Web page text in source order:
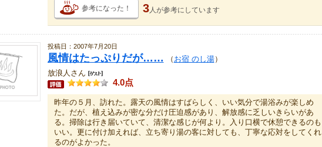
参考になった！ 3人が参考にしています
投稿日：2007年7月20日
風情はたっぷりだが…… （ お宿 のし湯）
放浪人さん
4.0点
昨年の５月、訪れた。露天の風情はすばらしく、いい気分で湯浴みが楽しめ
た。だが、植え込みが密な分だけ圧迫感があり、解放感に乏しいきらいがあ
る。掃除は行き届いていて、清潔な感じが何より。入り口横で休憩できるのも
いい。更に付け加えれば、立ち寄り湯の客に対しても、丁寧な応対をしてくれ
るのがよかった。